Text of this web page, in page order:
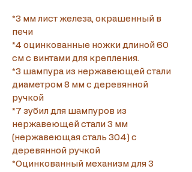
*3 мм лист железа, окрашенный в
печи
*4 оцинкованные ножки длиной 60
см с винтами для крепления.
*3 шампура из нержавеющей стали
диаметром 8 мм с деревянной
ручкой
*7 зубил для шампуров из
нержавеющей стали 3 мм
(нержавеющая сталь 304) с
деревянной ручкой
*Оцинкованный механизм для 3
Translate